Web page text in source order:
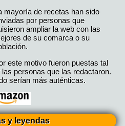
mayoría de recetas han sido
por personas que
ampliar la web con las
de su comarca o su
este motivo fueron puestas tal
personas que las redactaron.
serían más auténticas.
y leyendas